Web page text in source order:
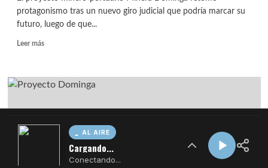
AL AIRE
Cargando...
Conectando...